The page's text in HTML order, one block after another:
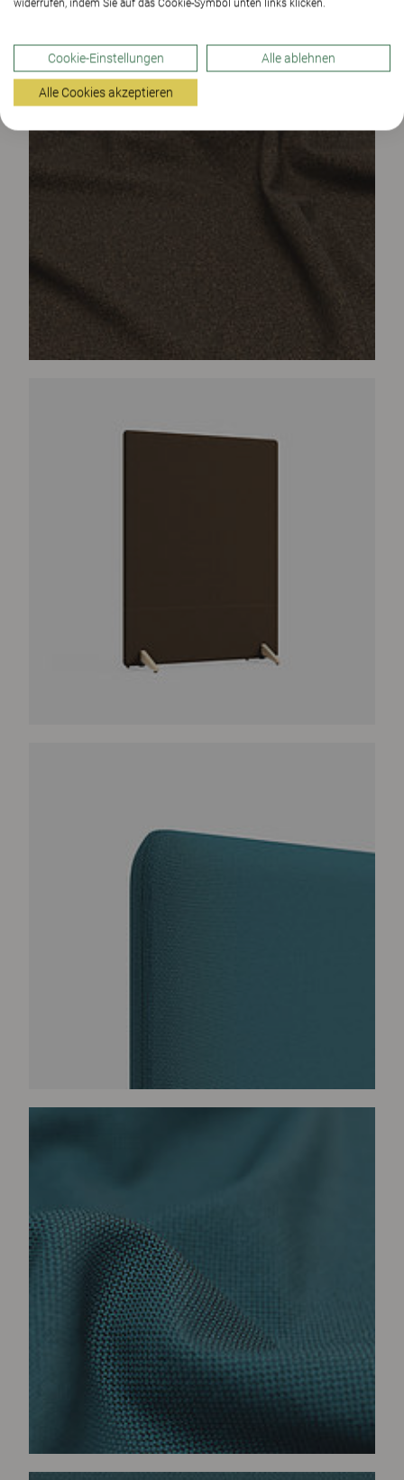
widerrufen, indem Sie auf das Cookie-Symbol unten links klicken.
Cookie-Einstellungen Alle ablehnen
Alle Cookies akzeptieren